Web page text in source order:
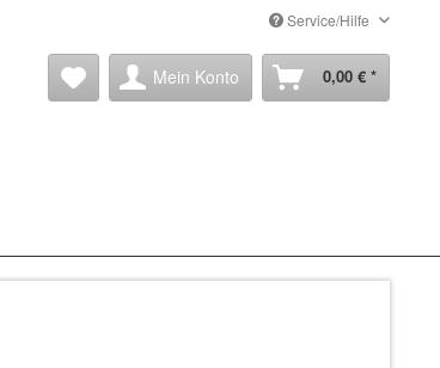
Service/Hilfe
Mein Konto 0,00 € *